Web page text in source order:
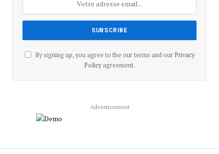
By signing up, you agree to the our terms and our Privacy
Policyagreement.
Advertisement